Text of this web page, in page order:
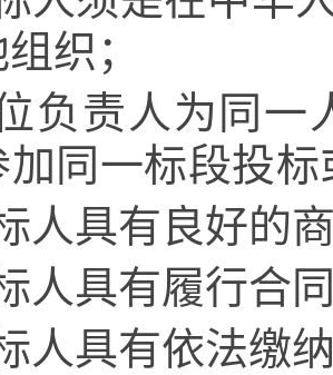
织；
负责人为同一
加同一标段投
人具有良好的
人具有履行合
人具有依法缴